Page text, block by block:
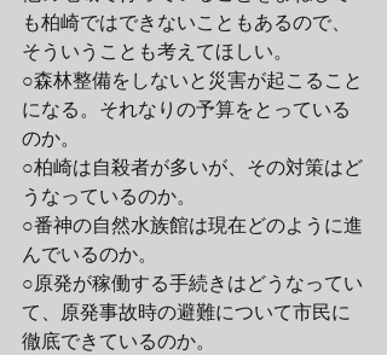
も柏崎ではできないこともあるので、
そういうことも考えてほしい。
○森林整備をしないと災害が起こること
になる。それなりの予算をとっている
のか。
○柏崎は自殺者が多いが、その対策はど
うなっているのか。
○番神の自然水族館は現在どのように進
んでいるのか。
○原発が稼働する手続きはどうなってい
て、原発事故時の避難について市民に
徹底できているのか。